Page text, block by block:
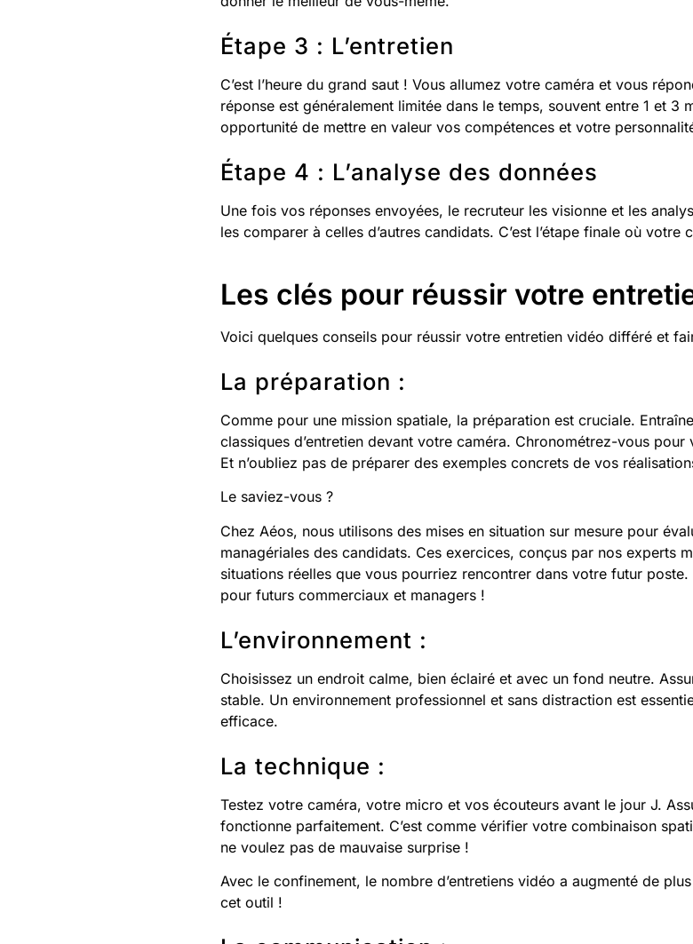
Étape 3 : L’entretien
C’est l’heure du grand saut ! Vous allumez votre caméra et vous
réponse est généralement limitée dans le temps, souvent entre 1 et 3
opportunité de mettre en valeur vos compétences et votre
Étape 4 : L’analyse des données
Une fois vos réponses envoyées, le recruteur les visionne et les
les comparer à celles d’autres candidats. C’est l’étape finale où votre
Les clés pour réussir votre
Voici quelques conseils pour réussir votre entretien vidéo différé et
La préparation :
Comme pour une mission spatiale, la préparation est cruciale.
classiques d’entretien devant votre caméra. Chronométrez-vous
Et n’oubliez pas de préparer des exemples concrets de vos
Le saviez-vous ?
Chez Aéos, nous utilisons des mises en situation sur mesure pour
managériales des candidats. Ces exercices, conçus par nos experts
situations réelles que vous pourriez rencontrer dans votre futur poste.
pour futurs commerciaux et managers !
L’environnement :
Choisissez un endroit calme, bien éclairé et avec un fond neutre.
stable. Un environnement professionnel et sans distraction est
efficace.
La technique :
Testez votre caméra, votre micro et vos écouteurs avant le jour J.
fonctionne parfaitement. C’est comme vérifier votre combinaison
ne voulez pas de mauvaise surprise !
Avec le confinement, le nombre d’entretiens vidéo a augmenté de
cet outil !